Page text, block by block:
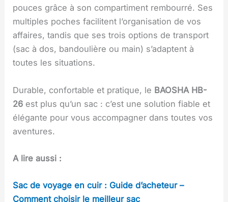
pouces grâce à son compartiment rembourré. Ses
multiples poches facilitent l’organisation de vos
affaires, tandis que ses trois options de transport
(sac à dos, bandoulière ou main) s’adaptent à
toutes les situations.
Durable, confortable et pratique, le BAOSHA HB-
26 est plus qu’un sac : c’est une solution fiable et
élégante pour vous accompagner dans toutes vos
aventures.
A lire aussi :
Sac de voyage en cuir : Guide d’acheteur –
Comment choisir le meilleur sac